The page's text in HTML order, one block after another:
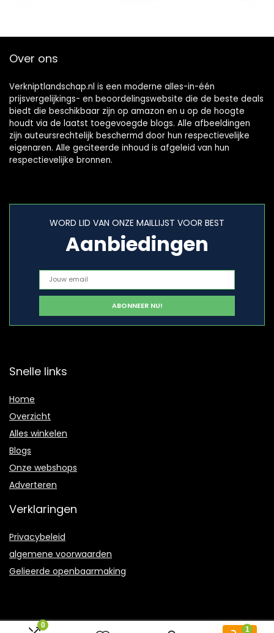
0
1
Over ons
Verkniptlandschap.nl is een moderne alles-in-één
prijsvergelijkings- en beoordelingswebsite die de beste deals
biedt die beschikbaar zijn op amazon en u op de hoogte
houdt via de laatst toegevoegde blogs. Alle afbeeldingen
zijn auteursrechtelijk beschermd door hun respectievelijke
eigenaren. Alle geciteerde inhoud is afgeleid van hun
respectievelijke bronnen.
WORD LID VAN ONZE MAILLIJST VOOR BEST
Aanbiedingen
Snelle links
Home
Overzicht
Alles winkelen
Blogs
Onze webshops
Adverteren
Verklaringen
Privacybeleid
algemene voorwaarden
Gelieerde openbaarmaking